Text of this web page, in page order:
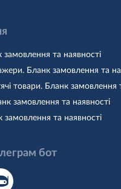
та наявності
Бланк замовлення та
товари. Бланк замовлення
замовлення та наявності
замовлення та наявності
бот